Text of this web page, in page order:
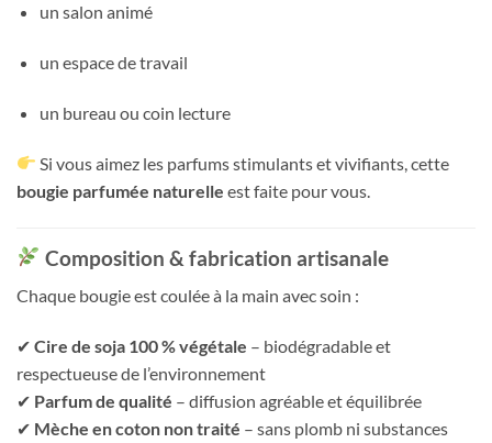
un salon animé
un espace de travail
un bureau ou coin lecture
Si vous aimez les parfums stimulants et vivifiants, cette
bougie parfumée naturelle est faite pour vous.
Composition & fabrication artisanale
Chaque bougie est coulée à la main avec soin :
✔ Cire de soja 100 % végétale – biodégradable et
respectueuse de l’environnement
✔ Parfum de qualité – diffusion agréable et équilibrée
✔ Mèche en coton non traité – sans plomb ni substances